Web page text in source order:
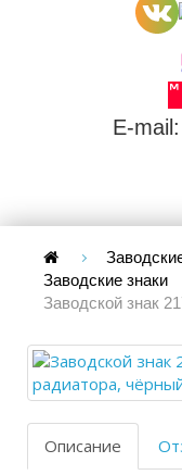
E-
Заводские знаки
Заводской знак
Описание